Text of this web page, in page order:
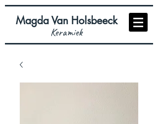
Magda Van Holsbeeck
Keramiek